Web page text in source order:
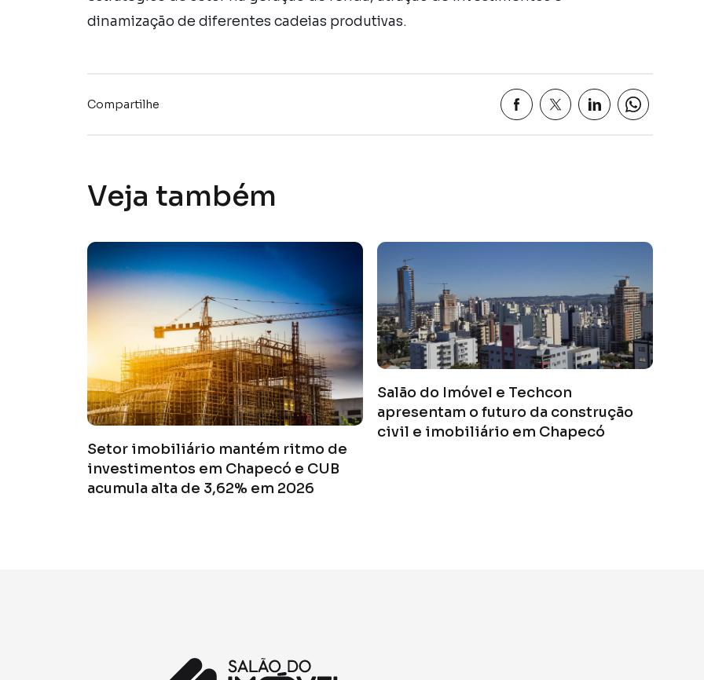
dinamização de diferentes cadeias produtivas.
Compartilhe
Veja também
Setor imobiliário mantém ritmo de
investimentos em Chapecó e CUB
acumula alta de 3,62% em 2026
Salão do Imóvel e Techcon
apresentam o futuro da construção
civil e imobiliário em Chapecó